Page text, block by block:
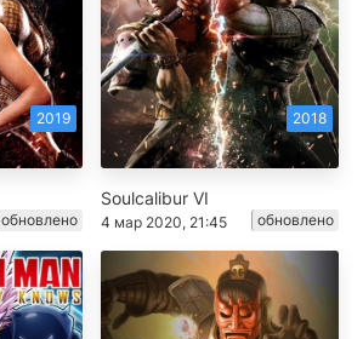
2019
обновлено
2018
Soulcalibur VI
4 мар 2020, 21:45 обновлено